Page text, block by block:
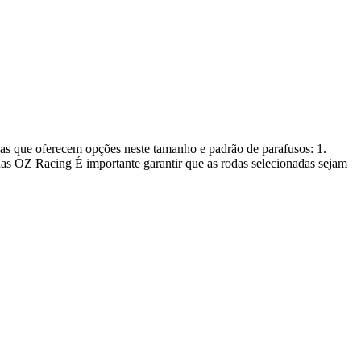
que oferecem opções neste tamanho e padrão de parafusos: 1.
Racing É importante garantir que as rodas selecionadas sejam